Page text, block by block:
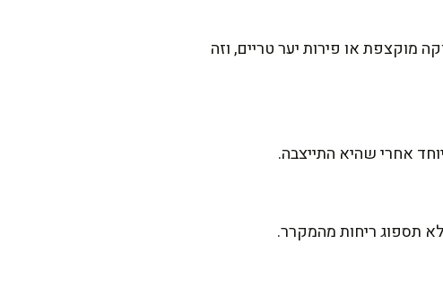
מוקצפת או פירות יער טריים, וזה